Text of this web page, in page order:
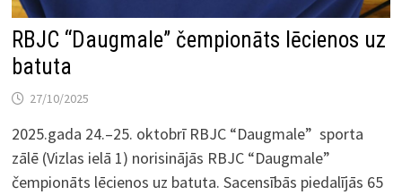
RBJC “Daugmale” čempionāts lēcienos uz
batuta
27/10/2025
2025.gada 24.–25. oktobrī RBJC “Daugmale” sporta
zālē (Vizlas ielā 1) norisinājās RBJC “Daugmale”
čempionāts lēcienos uz batuta. Sacensībās piedalījās 65